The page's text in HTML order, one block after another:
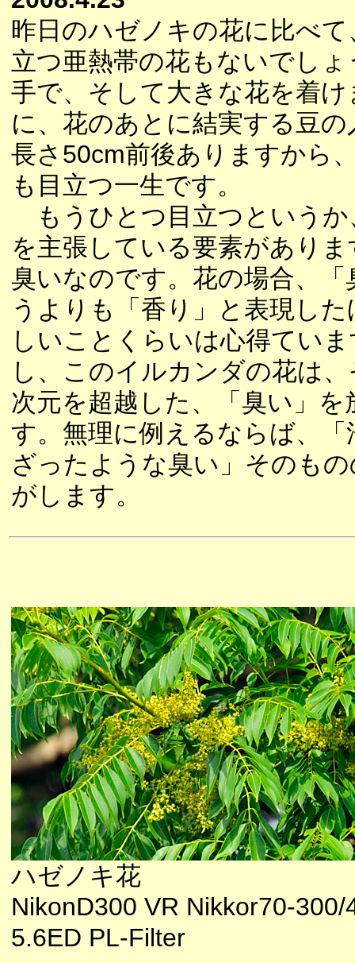
昨日のハゼノキの花に比べ
立つ亜熱帯の花もないでし
手で、そして大きな花を着
に、花のあとに結実する豆
長さ50cm前後ありますから
も目立つ一生です。
もうひとつ目立つというか
を主張している要素があり
臭いなのです。花の場合、「
うよりも「香り」と表現し
しいことくらいは心得てい
し、このイルカンダの花は
次元を超越した、「臭い」を
す。無理に例えるならば、「
ざったような臭い」そのも
がします。
ハゼノキ花
NikonD300 VR Nikkor70-300/
5.6ED PL-Filter